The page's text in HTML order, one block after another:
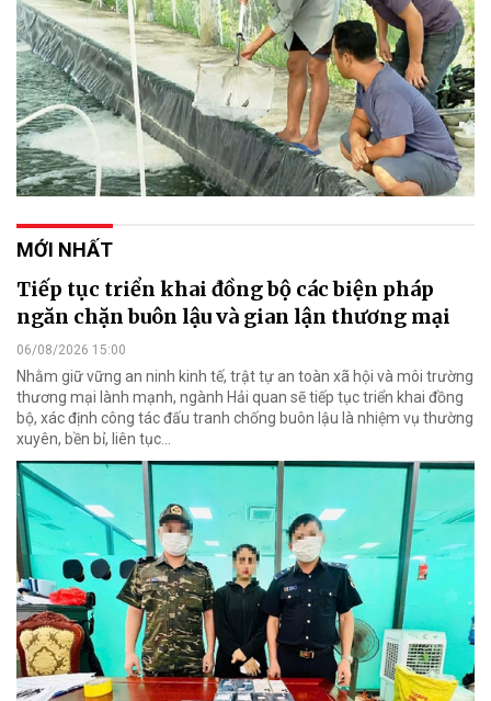
MỚI NHẤT
Tiếp tục triển khai đồng bộ các biện pháp
ngăn chặn buôn lậu và gian lận thương mại
06/08/2026 15:00
Nhằm giữ vững an ninh kinh tế, trật tự an toàn xã hội và môi trường
thương mại lành mạnh, ngành Hải quan sẽ tiếp tục triển khai đồng
bộ, xác định công tác đấu tranh chống buôn lậu là nhiệm vụ thường
xuyên, bền bỉ, liên tục…